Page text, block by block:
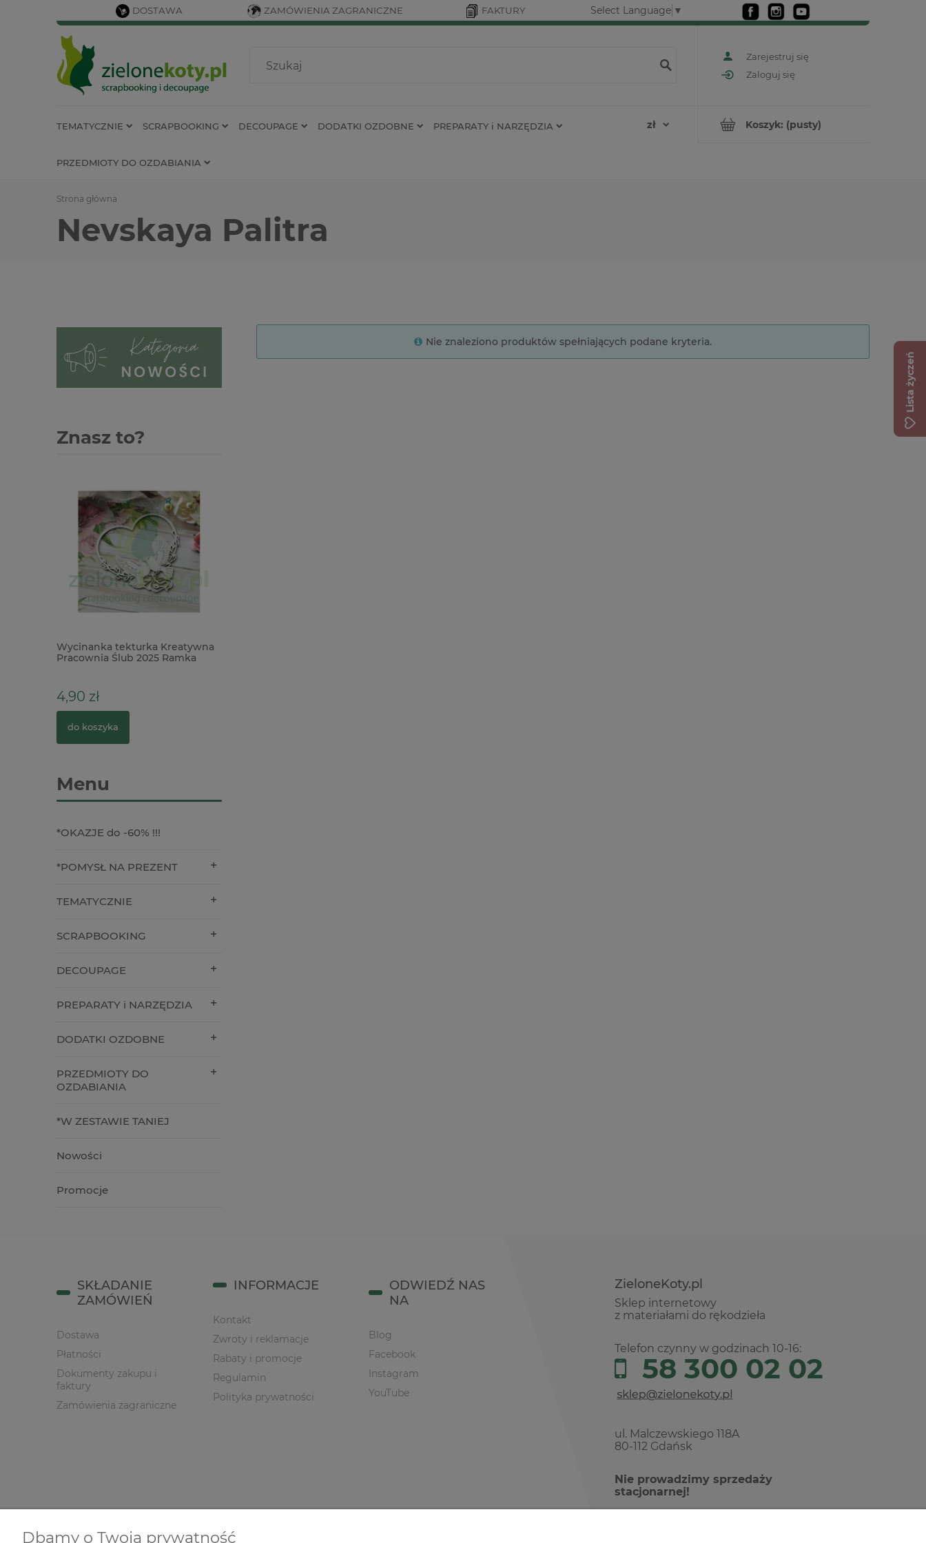
DOSTAWA ZAMÓWIENIA ZAGRANICZNE FAKTURY Select Language ▼
Zarejestruj się
Zaloguj się
Koszyk: (pusty)
TEMATYCZNIE SCRAPBOOKING DECOUPAGE DODATKI OZDOBNE PREPARATY i NARZĘDZIA
PRZEDMIOTY DO OZDABIANIA
Strona główna
Nevskaya Palitra
Znasz to?
Wycinanka tekturka Kreatywna
Pracownia Ślub 2025 Ramka
4,90 zł
do koszyka
Menu
*OKAZJE do -60% !!!
*POMYSŁ NA PREZENT
TEMATYCZNIE
SCRAPBOOKING
DECOUPAGE
PREPARATY i NARZĘDZIA
DODATKI OZDOBNE
PRZEDMIOTY DO
OZDABIANIA
*W ZESTAWIE TANIEJ
Nowości
Promocje
Nie znaleziono produktów spełniających podane kryteria.
ZieloneKoty.pl
Sklep internetowy
z materiałami do rękodzieła
Telefon czynny w godzinach 10-16:
58 300 02 02
ul. Malczewskiego 118A
80-112 Gdańsk
Nie prowadzimy sprzedaży
stacjonarnej!
SKŁADANIE
ZAMÓWIEŃ
Dostawa
Płatności
Dokumenty zakupu i
faktury
Zamówienia zagraniczne
INFORMACJE
Kontakt
Zwroty i reklamacje
Rabaty i promocje
Regulamin
Polityka prywatności
ODWIEDŹ NAS
NA
Blog
Facebook
Instagram
YouTube
Dbamy o Twoją prywatność
Lista życzeń